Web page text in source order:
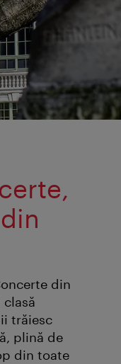
din
trăiesc
plină de
din toate